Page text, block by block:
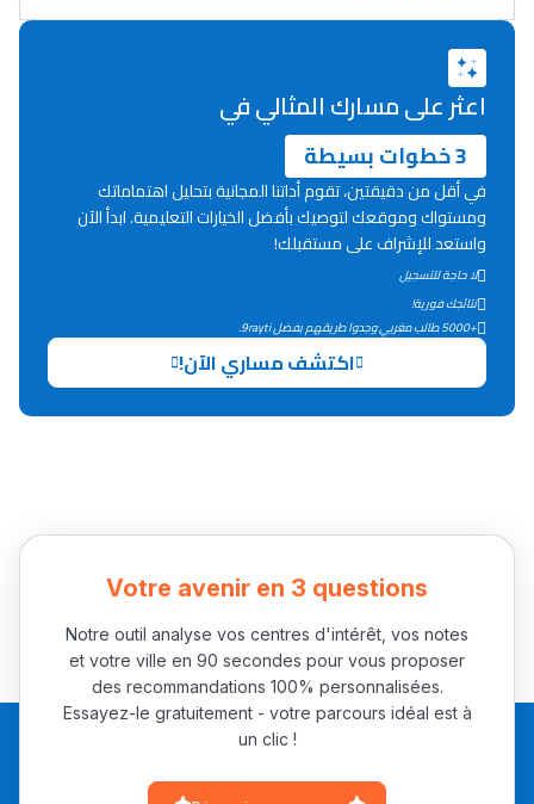
Lycée Maroc
Collège au Maroc
Interviews/Vidéos
+ de 89 Interviews/Vidéos
دليل المهن
اعثر على مسارك المثالي في
3 خطوات بسيطة
في أقل من دقيقتين، تقوم أداتنا المجانية بتحليل اهتماماتك
ومستواك وموقعك لتوصيك بأفضل الخيارات التعليمية. ابدأ الآن
واستعد للإشراف على مستقبلك!
لا حاجة للتسجيل
نتائجك فورية!
+5000 طالب مغربي وجدوا طريقهم بفضل 9rayti.
اكتشف مساري الآن!
Votre avenir en 3 questions
Notre outil analyse vos centres d'intérêt, vos notes
et votre ville en 90 secondes pour vous proposer
des recommandations 100% personnalisées.
Essayez-le gratuitement - votre parcours idéal est à
un clic !